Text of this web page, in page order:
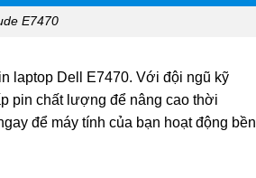
E7470
laptop Dell E7470. Với đội ngũ kỹ
pin chất lượng để nâng cao thời
để máy tính của bạn hoạt động bền